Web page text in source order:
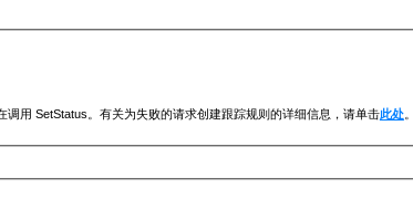
用 SetStatus。有关为失败的请求创建跟踪规则的详细信息，请单击此处。